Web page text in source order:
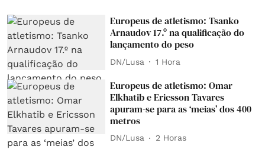
Europeus de atletismo: Tsanko
Arnaudov 17.º na qualificação do
lançamento do peso
DN/Lusa 1 Hora
Europeus de atletismo: Omar
Elkhatib e Ericsson Tavares
apuram-se para as ‘meias’ dos 400
metros
DN/Lusa 2 Horas